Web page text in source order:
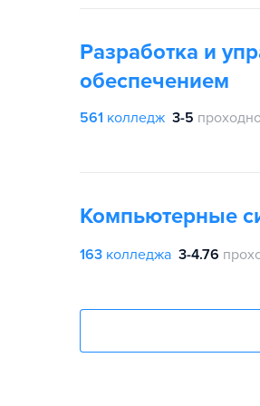
Разработка и
обеспечением
561 колледж 3-5
Компьютерные
163 колледжа 3-4.76